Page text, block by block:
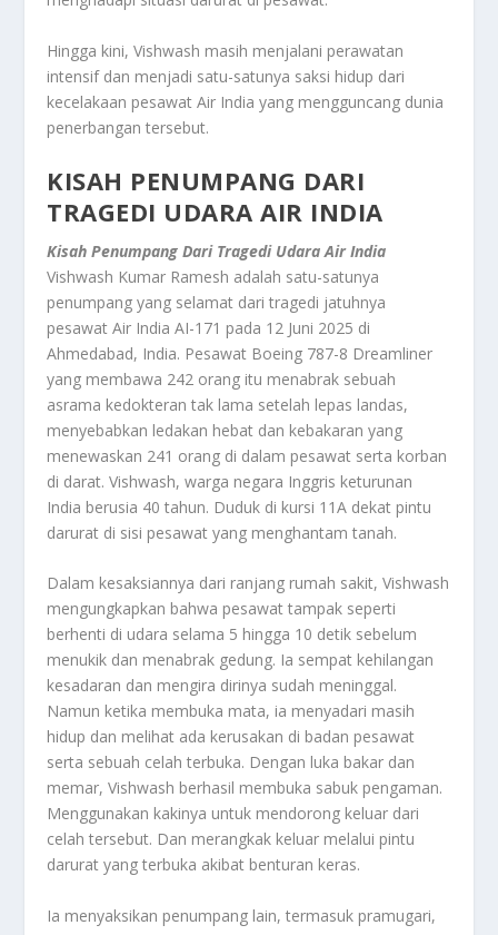
Hingga kini, Vishwash masih menjalani perawatan
intensif dan menjadi satu-satunya saksi hidup dari
kecelakaan pesawat Air India yang mengguncang dunia
penerbangan tersebut.
KISAH PENUMPANG DARI
TRAGEDI UDARA AIR INDIA
Kisah Penumpang Dari Tragedi Udara Air India
Vishwash Kumar Ramesh adalah satu-satunya
penumpang yang selamat dari tragedi jatuhnya
pesawat Air India AI-171 pada 12 Juni 2025 di
Ahmedabad, India. Pesawat Boeing 787-8 Dreamliner
yang membawa 242 orang itu menabrak sebuah
asrama kedokteran tak lama setelah lepas landas,
menyebabkan ledakan hebat dan kebakaran yang
menewaskan 241 orang di dalam pesawat serta korban
di darat. Vishwash, warga negara Inggris keturunan
India berusia 40 tahun. Duduk di kursi 11A dekat pintu
darurat di sisi pesawat yang menghantam tanah.
Dalam kesaksiannya dari ranjang rumah sakit, Vishwash
mengungkapkan bahwa pesawat tampak seperti
berhenti di udara selama 5 hingga 10 detik sebelum
menukik dan menabrak gedung. Ia sempat kehilangan
kesadaran dan mengira dirinya sudah meninggal.
Namun ketika membuka mata, ia menyadari masih
hidup dan melihat ada kerusakan di badan pesawat
serta sebuah celah terbuka. Dengan luka bakar dan
memar, Vishwash berhasil membuka sabuk pengaman.
Menggunakan kakinya untuk mendorong keluar dari
celah tersebut. Dan merangkak keluar melalui pintu
darurat yang terbuka akibat benturan keras.
Ia menyaksikan penumpang lain, termasuk pramugari,